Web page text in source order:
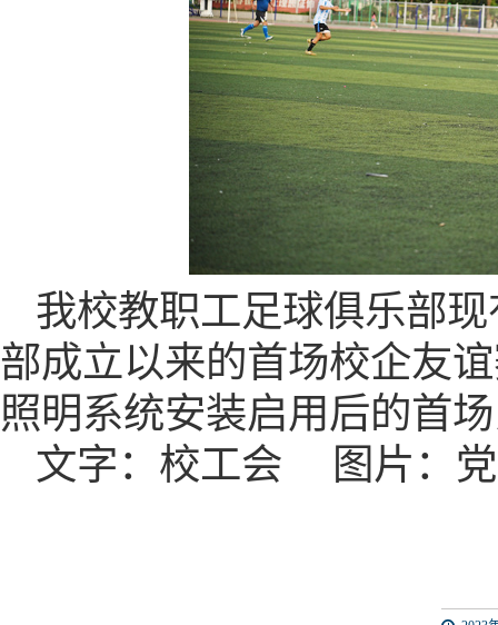
我校教职工足球俱乐部现
部成立以来的首场校企友
照明系统安装启用后的首
文字：校工会 图片：